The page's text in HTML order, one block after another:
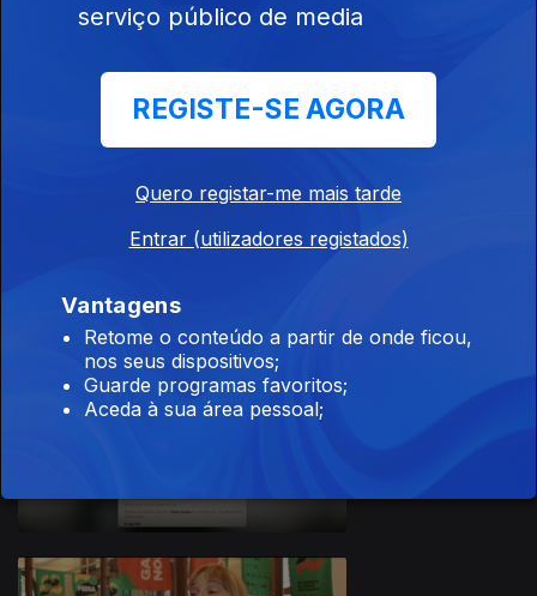
25 mai. 2024
serviço público de media
REGISTE-SE AGORA
Quero registar-me mais tarde
Entrar (utilizadores registados)
Vantagens
Retome o conteúdo a partir de onde ficou,
nos seus dispositivos;
Guarde programas favoritos;
Aceda à sua área pessoal;